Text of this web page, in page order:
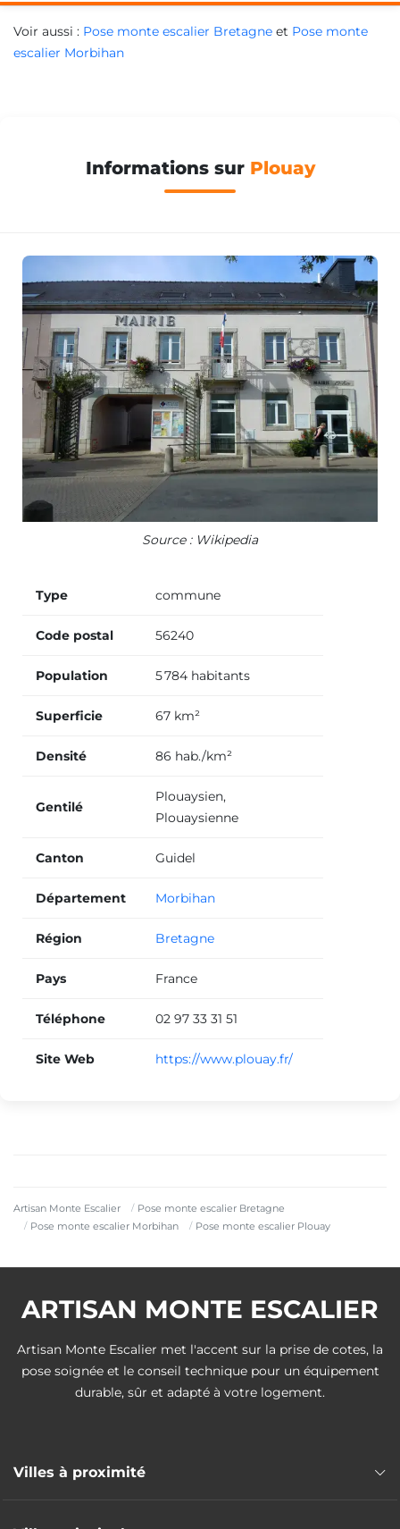
Artisan Monte Escalier
Pose monte escalier Bretagne
Pose monte escalier Morbihan
Pose monte escalier Plouay
Voir aussi : Pose monte escalier Bretagne et Pose monte
escalier Morbihan
Informations sur Plouay
Source : Wikipedia
Type commune
Code postal 56240
Population 5 784 habitants
Superficie 67 km²
Densité 86 hab./km²
Gentilé
Plouaysien,
Plouaysienne
Canton Guidel
Département Morbihan
Région Bretagne
Pays France
Téléphone 02 97 33 31 51
Site Web https://www.plouay.fr/
ARTISAN MONTE ESCALIER
Artisan Monte Escalier met l'accent sur la prise de cotes, la
pose soignée et le conseil technique pour un équipement
durable, sûr et adapté à votre logement.
Villes à proximité